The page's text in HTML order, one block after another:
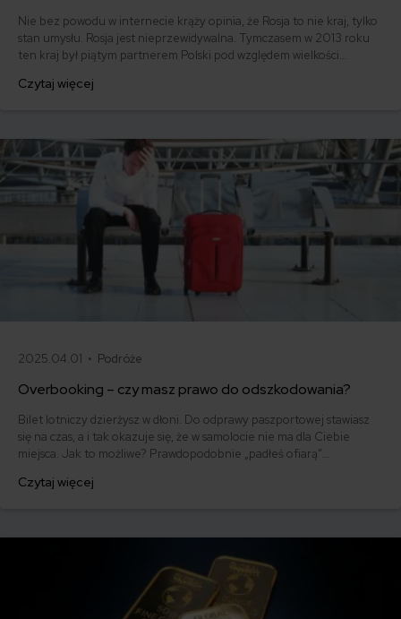
Nie bez powodu w internecie krąży opinia, że Rosja to nie kraj, tylko
stan umysłu. Rosja jest nieprzewidywalna. Tymczasem w 2013 roku
ten kraj był piątym partnerem Polski pod względem wielkości
Brytanii, Czech i Francji. Dlaczego polskie firmy tak dużo eksportują
Czytaj więcej
2025.04.01 • Podróże
Overbooking – czy masz prawo do odszkodowania?
Bilet lotniczy dzierżysz w dłoni. Do odprawy paszportowej stawiasz
się na czas, a i tak okazuje się, że w samolocie nie ma dla Ciebie
miejsca. Jak to możliwe? Prawdopodobnie „padłeś ofiarą”
lotnicze. Są też i tacy, którzy na overbooking tylko czekają.
Czytaj więcej